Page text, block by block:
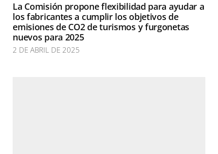
La Comisión propone flexibilidad para ayudar a
los fabricantes a cumplir los objetivos de
emisiones de CO2 de turismos y furgonetas
nuevos para 2025
2 DE ABRIL DE 2025